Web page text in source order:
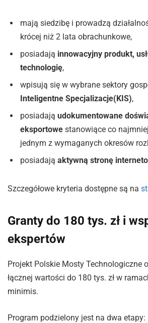
mają siedzibę i prowadzą
krócej niż 2 lata obrachunkowe,
posiadają innowacyjny produkt,
technologię,
wpisują się w wybrane sektory
Inteligentne Specjalizacje(KIS),
posiadają udokumentowane
eksportowe stanowiące co
jednym z wymaganych okresów
posiadają aktywną stronę
Szczegółowe kryteria dostępne są na
Granty do 180 tys. zł i
ekspertów
Projekt Polskie Mosty Technologiczne
łącznej wartości do 180 tys. zł w
minimis.
Program podzielony jest na dwa etapy: